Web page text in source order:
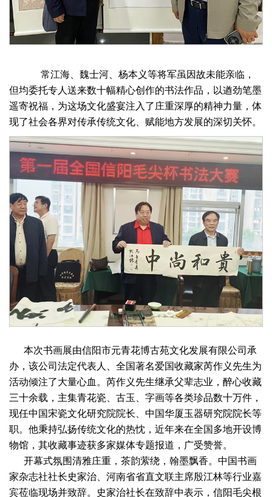
常江海、魏士河、杨本义等将军虽因故未能亲临，
但均委托专人送来数十幅精心创作的书法作品，以遒劲笔墨
遥寄祝福，为这场文化盛宴注入了庄重深厚的精神力量，体
现了社会各界对传承传统文化、赋能地方发展的深切关怀。
本次书画展由信阳市元青花博古苑文化发展有限公司承
办，该公司法定代表人、全国著名爱国收藏家芮作义先生为
活动倾注了大量心血。芮作义先生继承父辈志业，醉心收藏
三十余载，主集青花瓷、古玉、字画等各类珍品数十万件，
现任中国宋瓷文化研究院院长、中国华厦玉器研究院院长等
职。他秉持弘扬传统文化的热忱，近年来在全国多地开设博
物馆，其收藏事迹获多家媒体专题报道，广受赞誉。
开幕式氛围清雅庄重，茶韵萦绕，翰墨飘香。中国书画
家杂志社社长史家治、河南省省直文联主席殷江林等行业嘉
宾莅临现场并致辞。史家治社长在致辞中表示，信阳毛尖根